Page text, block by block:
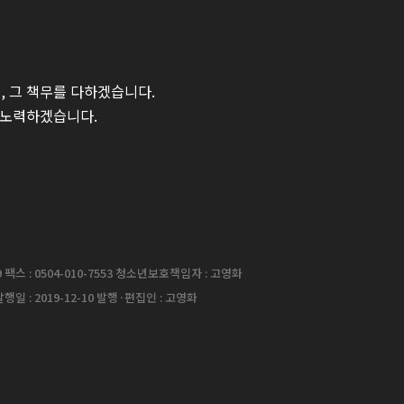
그 책무를 다하겠습니다.
력하겠습니다.
스 : 0504-010-7553 청소년보호책임자 : 고영화
일 : 2019-12-10 발행·편집인 : 고영화